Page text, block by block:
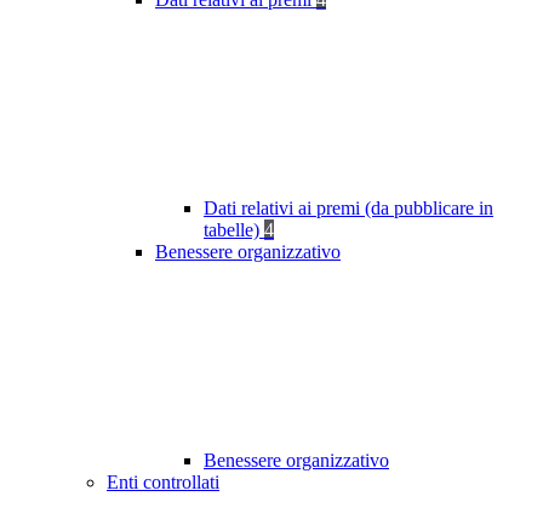
Dati relativi ai premi (da pubblicare in
tabelle) 4
Benessere organizzativo
Benessere organizzativo
Enti controllati